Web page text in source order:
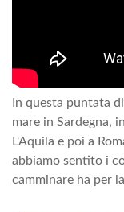
In questa puntata
mare in Sardegna,
L'Aquila e poi a
abbiamo sentito i
camminare ha per